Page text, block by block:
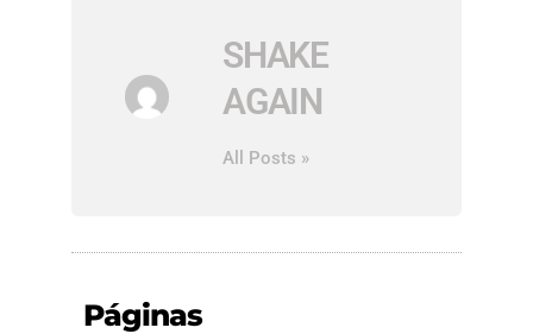
SHAKE
AGAIN
All Posts »
Páginas